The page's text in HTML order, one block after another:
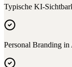
Typische KI-
Personal Branding in